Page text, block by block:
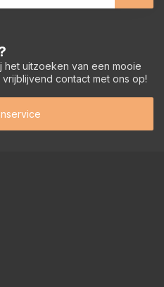
uitzoeken van een mooie
contact met ons op!